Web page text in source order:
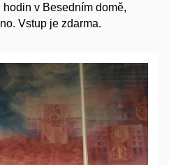
v Besedním domě,
Vstup je zdarma.